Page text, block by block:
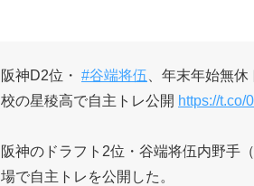
阪神D2位・ #谷端将伍 、年末年始無
校の星稜高で自主トレ公開 https://t.co/
阪神のドラフト2位・谷端将伍内野手
場で自主トレを公開した。